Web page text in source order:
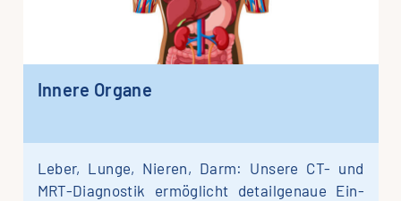
Inne­re Organe
Leber, Lun­ge, Nie­ren, Darm: Unse­re CT- und
MRT-Dia­­gnos­­tik er­mög­licht detail­genaue Ein­